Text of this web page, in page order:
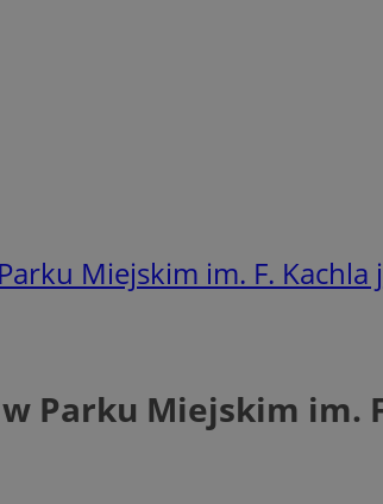
Miejskim im. F. Kachla
Parku Miejskim im.